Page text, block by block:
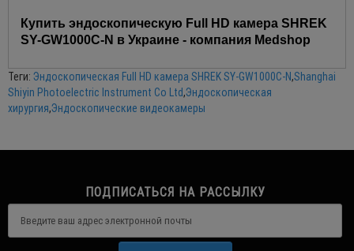
Купить эндоскопическую Full HD камера SHREK
SY-GW1000C-N в Украине - компания Medshop
Теги: Эндоскопическая Full HD камера SHREK SY-GW1000C-N,Shanghai
Shiyin Photoelectric Instrument Co Ltd,Эндоскопическая
хирургия,Эндоскопические видеокамеры
ПОДПИСАТЬСЯ НА РАССЫЛКУ